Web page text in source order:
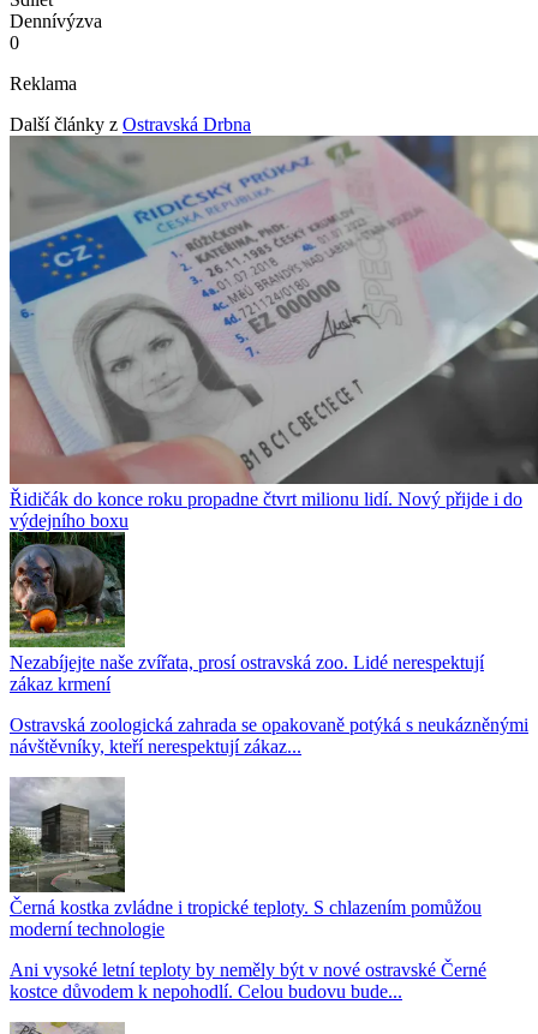
Dennívýzva
0
Reklama
Další články z Ostravská Drbna
Řidičák do konce roku propadne čtvrt milionu lidí. Nový přijde i do
výdejního boxu
Nezabíjejte naše zvířata, prosí ostravská zoo. Lidé nerespektují
zákaz krmení
Ostravská zoologická zahrada se opakovaně potýká s neukázněnými
návštěvníky, kteří nerespektují zákaz...
Černá kostka zvládne i tropické teploty. S chlazením pomůžou
moderní technologie
Ani vysoké letní teploty by neměly být v nové ostravské Černé
kostce důvodem k nepohodlí. Celou budovu bude...